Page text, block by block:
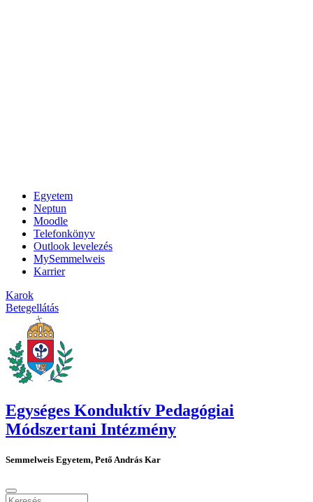
Egyetem
Neptun
Moodle
Telefonkönyv
Outlook levelezés
MySemmelweis
Karrier
Karok
Betegellátás
Egységes Konduktív Pedagógiai
Módszertani Intézmény
Semmelweis Egyetem, Pető András Kar